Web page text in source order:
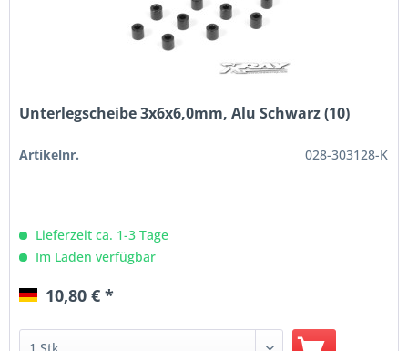
Unterlegscheibe 3x6x6,0mm, Alu Schwarz (10)
Artikelnr. 028-303128-K
Lieferzeit ca. 1-3 Tage
Im Laden verfügbar
10,80 € *